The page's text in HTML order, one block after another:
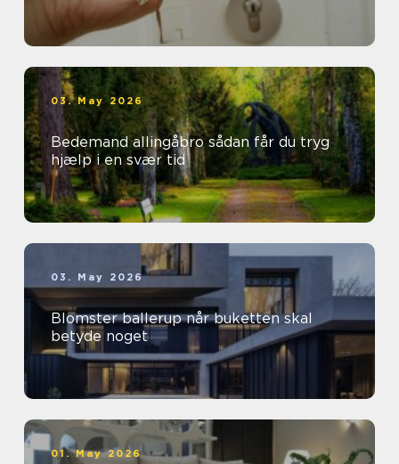
03. May 2026
Bedemand allingåbro sådan får du tryg
hjælp i en svær tid
03. May 2026
Blomster ballerup når buketten skal
betyde noget
01. May 2026